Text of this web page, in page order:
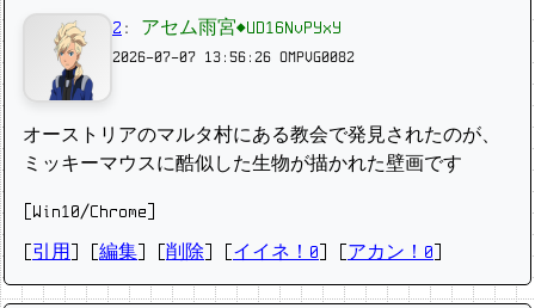
2 : アセム雨宮◆UD16NvPYxY
2026-07-07 13:56:26 OMPVG0082
オーストリアのマルタ村にある教会で発見されたのが、
ミッキーマウスに酷似した生物が描かれた壁画です
[Win10/Chrome]
[引用 ] [編集] [削除] [イイネ！0] [アカン！0]